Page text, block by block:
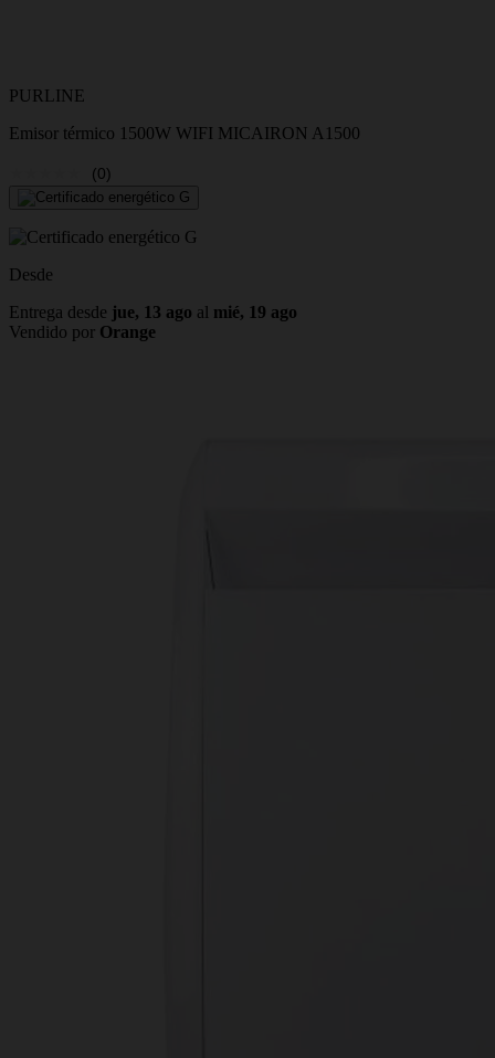
PURLINE
Emisor térmico 1500W WIFI MICAIRON A1500
(0)
Desde
Entrega desde jue, 13 ago al mié, 19 ago
Vendido por Orange